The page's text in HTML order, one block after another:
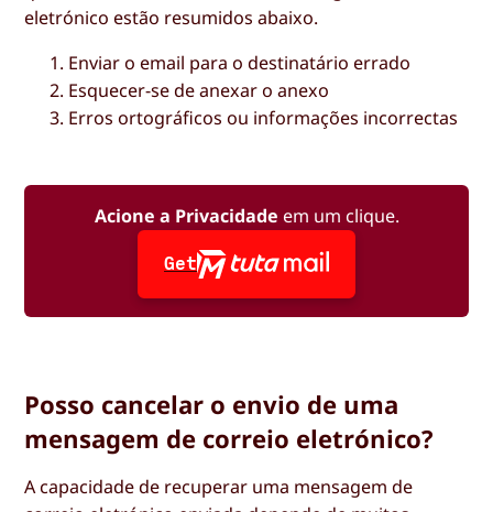
eletrónico estão resumidos abaixo.
Enviar o email para o destinatário errado
Esquecer-se de anexar o anexo
Erros ortográficos ou informações incorrectas
Acione a Privacidade em um clique.
Get
Posso cancelar o envio de uma
mensagem de correio eletrónico?
A capacidade de recuperar uma mensagem de